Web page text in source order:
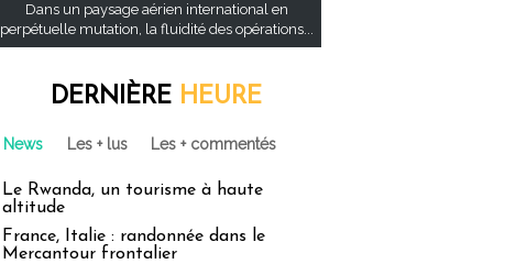
Dans un paysage aérien international en
perpétuelle mutation, la fluidité des opérations...
DERNIÈRE HEURE
News Les + lus Les + commentés
Le Rwanda, un tourisme à haute
altitude
France, Italie : randonnée dans le
Mercantour frontalier